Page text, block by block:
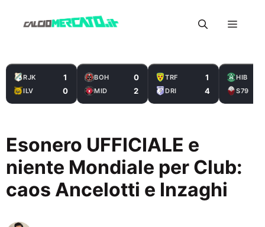
Menu
RJK 1
ILV 0
BOH 0
MID 2
TRF 1
DRI 4
HIB
S79
Esonero UFFICIALE e
niente Mondiale per Club:
caos Ancelotti e Inzaghi